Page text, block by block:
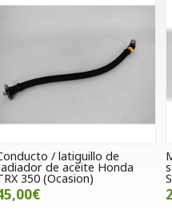
Maneta de embrague con
soporte SWM Outlaw / Ace of
Spades 125
29,00€